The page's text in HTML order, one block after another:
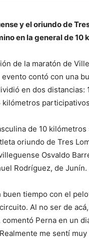
y el oriundo de
en la general de 10
de la maratón de
contó con una
en dos distancias:
de 10 kilómetros
oriundo de Tres
Osvaldo
Rodríguez, de Junín.
buen tiempo con el
Al no ser de
Perna en un
me sentí